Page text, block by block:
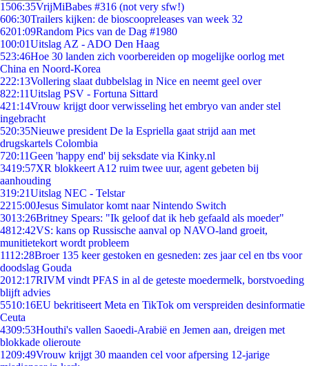
1506:35VrijMiBabes #316 (not very sfw!)
606:30Trailers kijken: de bioscoopreleases van week 32
6201:09Random Pics van de Dag #1980
100:01Uitslag AZ - ADO Den Haag
523:46Hoe 30 landen zich voorbereiden op mogelijke oorlog met
China en Noord-Korea
222:13Vollering slaat dubbelslag in Nice en neemt geel over
822:11Uitslag PSV - Fortuna Sittard
421:14Vrouw krijgt door verwisseling het embryo van ander stel
ingebracht
520:35Nieuwe president De la Espriella gaat strijd aan met
drugskartels Colombia
720:11Geen 'happy end' bij seksdate via Kinky.nl
3419:57XR blokkeert A12 ruim twee uur, agent gebeten bij
aanhouding
319:21Uitslag NEC - Telstar
2215:00Jesus Simulator komt naar Nintendo Switch
3013:26Britney Spears: "Ik geloof dat ik heb gefaald als moeder"
4812:42VS: kans op Russische aanval op NAVO-land groeit,
munitietekort wordt probleem
1112:28Broer 135 keer gestoken en gesneden: zes jaar cel en tbs voor
doodslag Gouda
2012:17RIVM vindt PFAS in al de geteste moedermelk, borstvoeding
blijft advies
5510:16EU bekritiseert Meta en TikTok om verspreiden desinformatie
Ceuta
4309:53Houthi's vallen Saoedi-Arabië en Jemen aan, dreigen met
blokkade olieroute
1209:49Vrouw krijgt 30 maanden cel voor afpersing 12-jarige